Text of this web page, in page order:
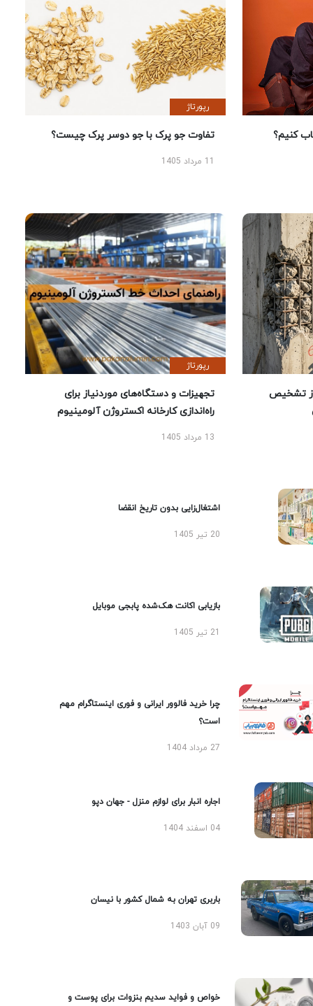
کنیم؟
رپورتاژ
تفاوت جو پرک با جو دوسر پرک چیست؟
تشخیص
رپورتاژ
تجهیزات و دستگاه‌های موردنیاز برای
راه‌اندازی کارخانه اکستروژن آلومینیوم
13 مرداد 1405
اشتغال‌زایی بدون تاریخ انقضا
20 تیر 1405
بازیابی اکانت هک‌شده پابجی موبایل
چرا خرید فالوور ایرانی و فوری اینستاگرام مهم
است؟
27 مرداد 1404
اجاره انبار برای لوازم منزل - جهان دپو
04 اسفند 1404
باربری تهران به شمال کشور با نیسان
09 آبان 1403
خواص و فواید سدیم بنزوات برای پوست و